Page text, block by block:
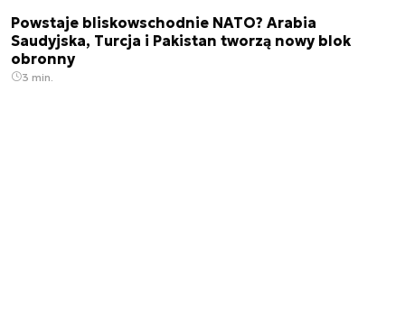
Powstaje bliskowschodnie NATO? Arabia
Saudyjska, Turcja i Pakistan tworzą nowy blok
obronny
3 min.